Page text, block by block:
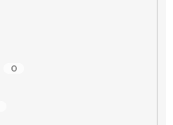
0